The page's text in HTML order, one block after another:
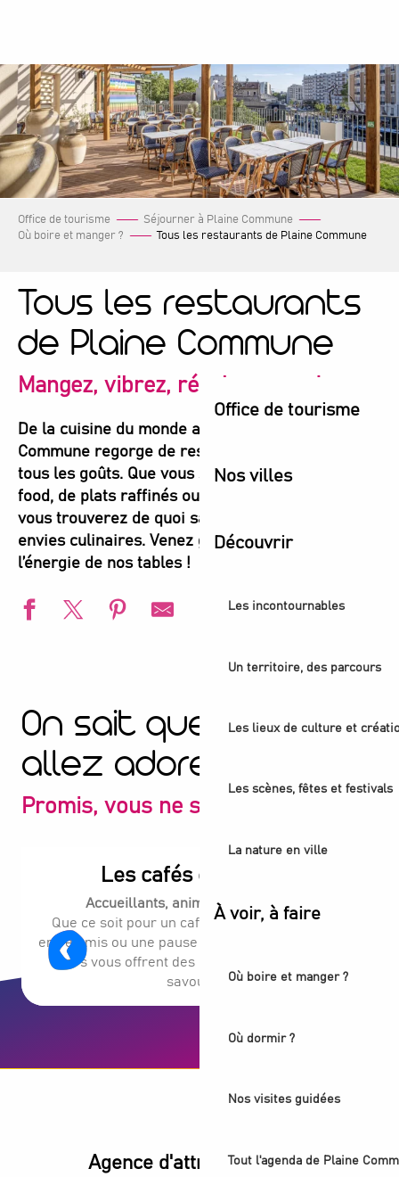
principal
Office de tourisme
Nos villes
Découvrir
Les incontournables
Un territoire, des parcours
Les lieux de culture et
Les scènes, fêtes et festivals
La nature en ville
À voir, à faire
Où boire et manger ?
Où dormir ?
Nos visites guidées
Tout l'agenda de Plaine
Office de tourisme
Séjourner à Plaine Commune
Où boire et manger ?
Tous les restaurants de Plaine Commune
Tous les restaurants
de Plaine Commune
Mangez, vibrez, régalez-vous !
De la cuisine du monde aux spots locaux, Plaine
Commune regorge de restaurants sympas pour
tous les goûts. Que vous soyez fans de street
food, de plats raffinés ou de saveurs exotiques,
vous trouverez de quoi satisfaire toutes vos
envies culinaires. Venez goûter à la diversité et à
l’énergie de nos tables !
Café hôtel de l'avenir
Brasserie Biron
La Puce
Restaurant - The Stage Skybar
Bistro - Méjo - Restaurant de l'hôtel Ibis Styles Paris
Au roi du marché
Restaurant - A folé
On sait que vous
allez adorer
Promis, vous ne serez pas déçu
Les cafés et les bars
Accueillants, animés, authentiques.
Que ce soit pour un café en terrasse, un verre
entre amis ou une pause gourmande, nos cafés et
bars vous offrent des moments conviviaux à
savourer !
Agence d'attractivité POP